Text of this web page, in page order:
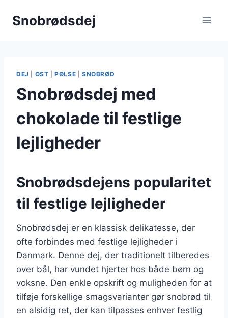
Snobrødsdej
DEJ OST |PØLSE SNOBRØD
Snobrødsdej med
chokolade til festlige
lejligheder
Snobrødsdejens popularitet
til festlige lejligheder
Snobrødsdej er en klassisk delikatesse, der
ofte forbindes med festlige lejligheder i
Danmark. Denne dej, der traditionelt tilberedes
over bål, har vundet hjerter hos både børn og
voksne. Den enkle opskrift og muligheden for at
tilføje forskellige smagsvarianter gør snobrød til
en alsidig ret, der kan tilpasses enhver festlig